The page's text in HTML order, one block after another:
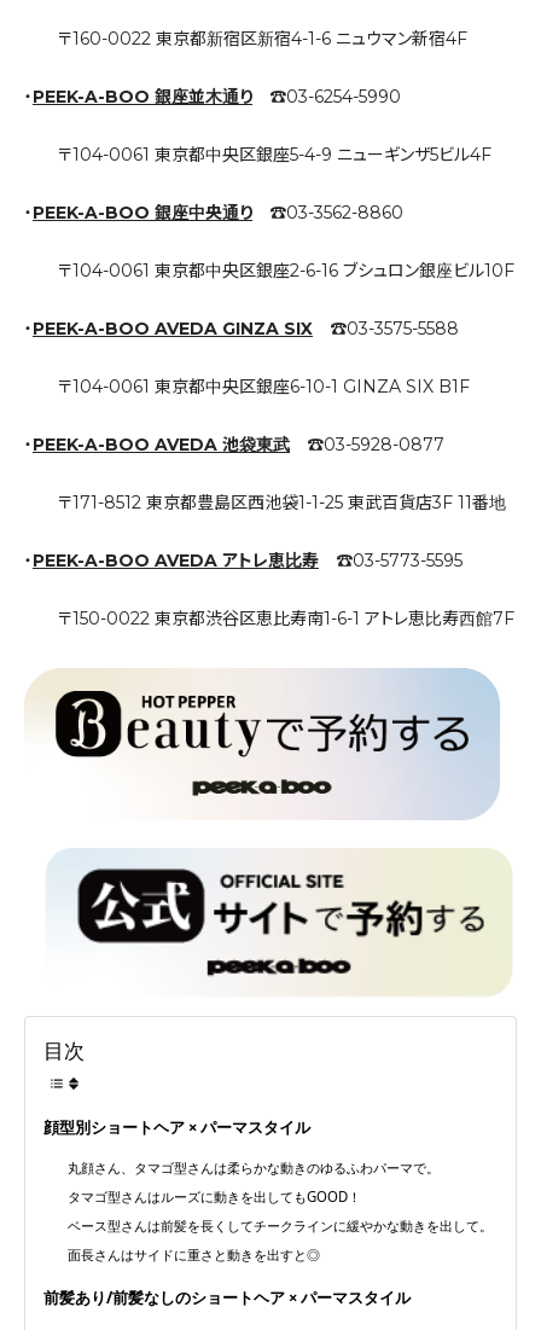
〒160-0022 東京都新宿区新宿4-1-6 ニュウマン新宿4F
・PEEK-A-BOO 銀座並木通り ☎︎03-6254-5990
〒104-0061 東京都中央区銀座5-4-9 ニューギンザ5ビル4F
・PEEK-A-BOO 銀座中央通り ☎︎03-3562-8860
〒104-0061 東京都中央区銀座2-6-16 ブシュロン銀座ビル10F
・PEEK-A-BOO AVEDA GINZA SIX ☎︎03-3575-5588
〒104-0061 東京都中央区銀座6-10-1 GINZA SIX B1F
・PEEK-A-BOO AVEDA 池袋東武 ☎︎03-5928-0877
〒171-8512 東京都豊島区西池袋1-1-25 東武百貨店3F 11番地
・PEEK-A-BOO AVEDA アトレ恵比寿 ☎︎03-5773-5595
〒150-0022 東京都渋谷区恵比寿南1-6-1 アトレ恵比寿西館7F
目次
顔型別ショートヘア × パーマスタイル
丸顔さん、タマゴ型さんは柔らかな動きのゆるふわパーマで。
タマゴ型さんはルーズに動きを出してもGOOD！
ベース型さんは前髪を長くしてチークラインに緩やかな動きを出して。
面長さんはサイドに重さと動きを出すと◎
前髪あり/前髪なしのショートヘア × パーマスタイル